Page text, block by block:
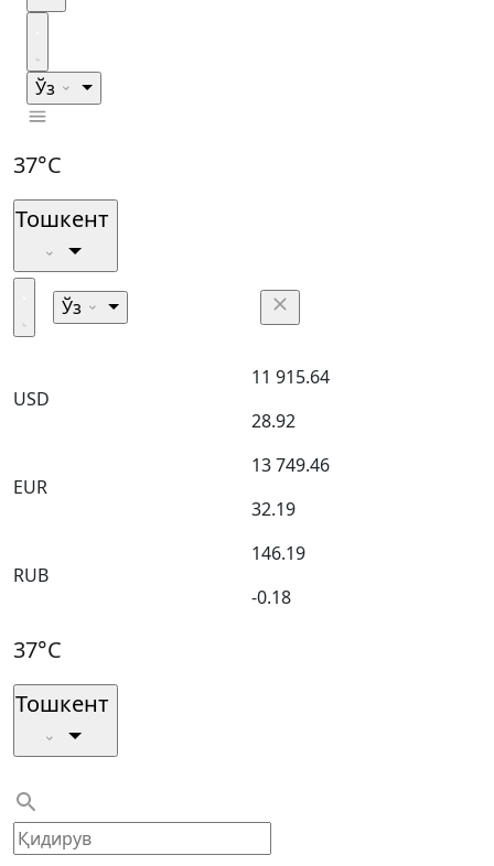
Ўз
37°C
Тошкент
Ўз
USD
11 915.64
28.92
EUR
13 749.46
32.19
RUB
146.19
-0.18
37°C
Тошкент